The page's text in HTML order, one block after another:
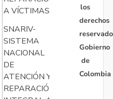
A VÍCTIMAS
SNARIV-
SISTEMA
NACIONAL
DE
ATENCIÓN Y
REPARACIÓN
los
derechos
Gobierno
de
Colombia